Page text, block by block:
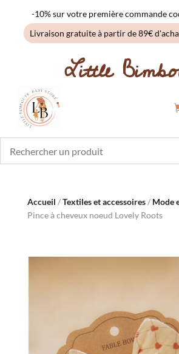
-10% sur votre première commande
Livraison gratuite à partir de 89€
Little
Accueil /Textiles et accessoires/ Mode
Pince à cheveux noeud Lovely Roots